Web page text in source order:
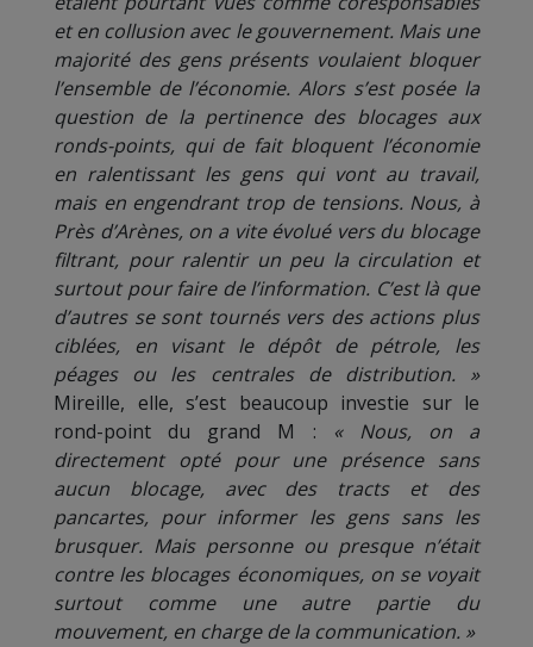
et en collusion avec le gouvernement. Mais une
majorité des gens présents voulaient bloquer
l’ensemble de l’économie. Alors s’est posée la
question de la pertinence des blocages aux
ronds-points, qui de fait bloquent l’économie
en ralentissant les gens qui vont au travail,
mais en engendrant trop de tensions. Nous, à
Près d’Arènes, on a vite évolué vers du blocage
filtrant, pour ralentir un peu la circulation et
surtout pour faire de l’information. C’est là que
d’autres se sont tournés vers des actions plus
ciblées, en visant le dépôt de pétrole, les
péages ou les centrales de distribution. »
Mireille, elle, s’est beaucoup investie sur le
rond-point du grand M : « Nous, on a
directement opté pour une présence sans
aucun blocage, avec des tracts et des
pancartes, pour informer les gens sans les
brusquer. Mais personne ou presque n’était
contre les blocages économiques, on se voyait
surtout comme une autre partie du
mouvement, en charge de la communication. »